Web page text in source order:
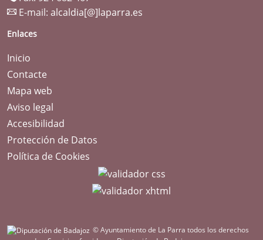
E-mail: alcaldia[@]laparra.es
Enlaces
Inicio
Contacte
Mapa web
Aviso legal
Accesibilidad
Protección de Datos
Política de Cookies
© Ayuntamiento de La Parra todos los derechos